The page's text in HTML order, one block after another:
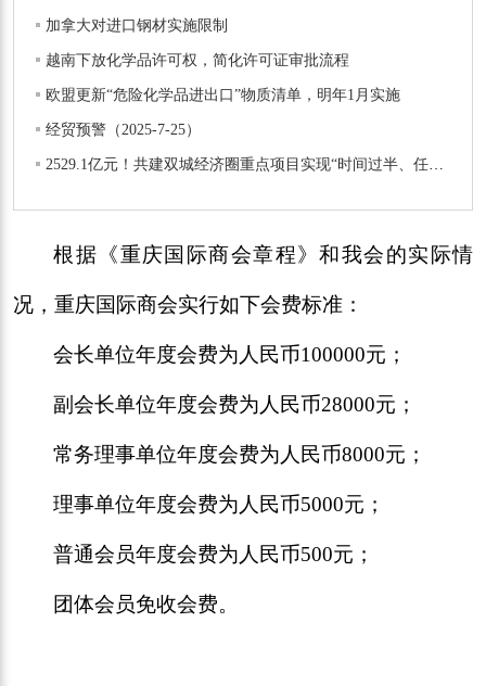
加拿大对进口钢材实施限制
越南下放化学品许可权，简化许可证审批流程
欧盟更新“危险化学品进出口”物质清单，明年1月实施
经贸预警（2025-7-25）
2529.1亿元！共建双城经济圈重点项目实现“时间过半、任务过半”
根据《重庆国际商会章程》和我会的实际情
况，重庆国际商会实行如下会费标准：
会长单位年度会费为人民币100000元；
副会长单位年度会费为人民币28000元；
常务理事单位年度会费为人民币8000元；
理事单位年度会费为人民币5000元；
普通会员年度会费为人民币500元；
团体会员免收会费。